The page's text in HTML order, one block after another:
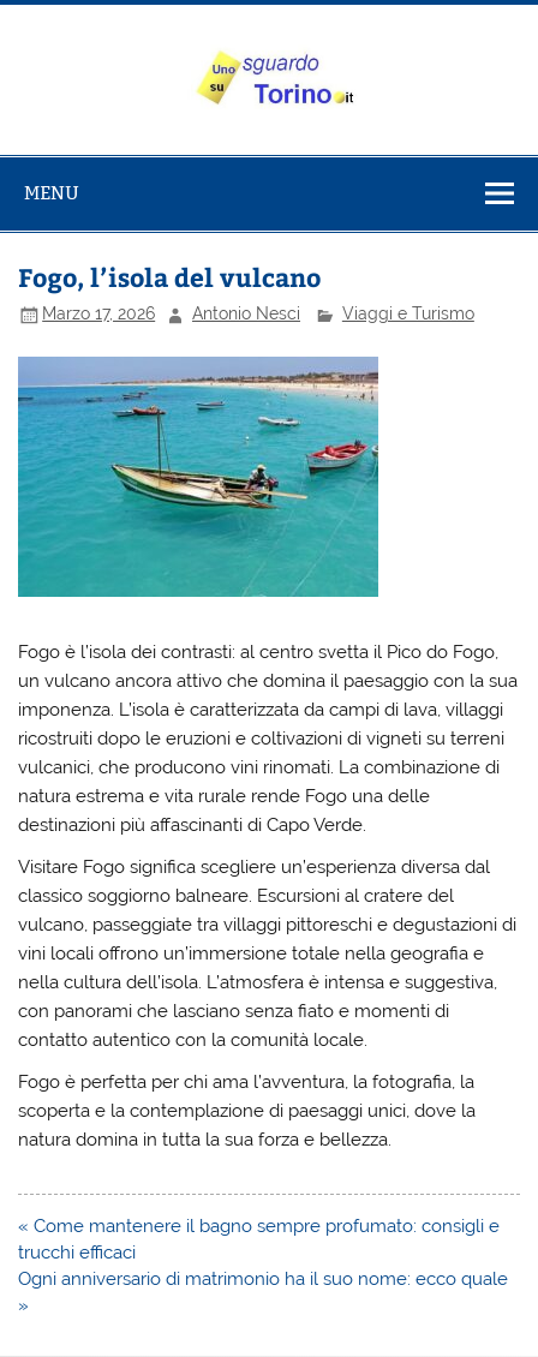
Salta
su Torino
MENU
Fogo, l’isola del vulcano
Marzo 17, 2026 Antonio Nesci Viaggi e Turismo
Fogo è l’isola dei contrasti: al centro svetta il Pico do Fogo,
un vulcano ancora attivo che domina il paesaggio con la sua
imponenza. L’isola è caratterizzata da campi di lava, villaggi
ricostruiti dopo le eruzioni e coltivazioni di vigneti su terreni
vulcanici, che producono vini rinomati. La combinazione di
natura estrema e vita rurale rende Fogo una delle
destinazioni più affascinanti di Capo Verde.
Visitare Fogo significa scegliere un’esperienza diversa dal
classico soggiorno balneare. Escursioni al cratere del
vulcano, passeggiate tra villaggi pittoreschi e degustazioni di
vini locali offrono un’immersione totale nella geografia e
nella cultura dell’isola. L’atmosfera è intensa e suggestiva,
con panorami che lasciano senza fiato e momenti di
contatto autentico con la comunità locale.
Fogo è perfetta per chi ama l’avventura, la fotografia, la
scoperta e la contemplazione di paesaggi unici, dove la
natura domina in tutta la sua forza e bellezza.
Navigazione
articoli
« Come mantenere il bagno sempre profumato: consigli e
trucchi efficaci
Ogni anniversario di matrimonio ha il suo nome: ecco quale
»